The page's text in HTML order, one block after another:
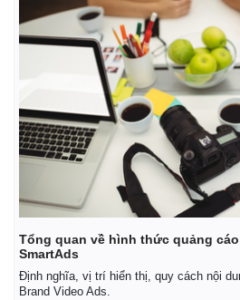
Kinh tế
Khởi nghiệp
Thị
Tỷ
Tổng quan về hình thức quảng
SmartAds
Định nghĩa, vị trí hiển thị, quy cách nội
Brand Video Ads.